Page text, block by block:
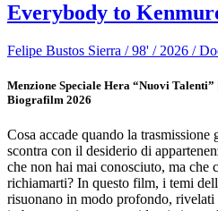
Everybody to
Felipe Bustos Sierra / 98' / 2026 /
Menzione Speciale Hera “Nuovi
Biografilm 2026
Cosa accade quando la trasmissione
scontra con il desiderio di
che non hai mai conosciuto, ma che
richiamarti? In questo film, i temi
risuonano in modo profondo, rivelati